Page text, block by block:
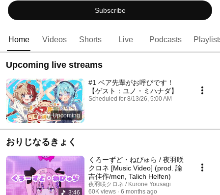
Subscribe
Home Videos Shorts Live Podcasts
Upcoming live streams
Upcoming
#1 ベア先輩がお呼びです！
【ゲスト：ユノ・ミハナダ】
Scheduled for 8/13/26, 5:00 AM
おりじなるきょく
3:46
くろーずど・ねびゅら / 夜羽咲
クロネ [Music Video] (prod. 諭
吉佳作/men, Talich Helfen)
夜羽咲クロネ / Kurone Yousagi
60K views
6 months ago